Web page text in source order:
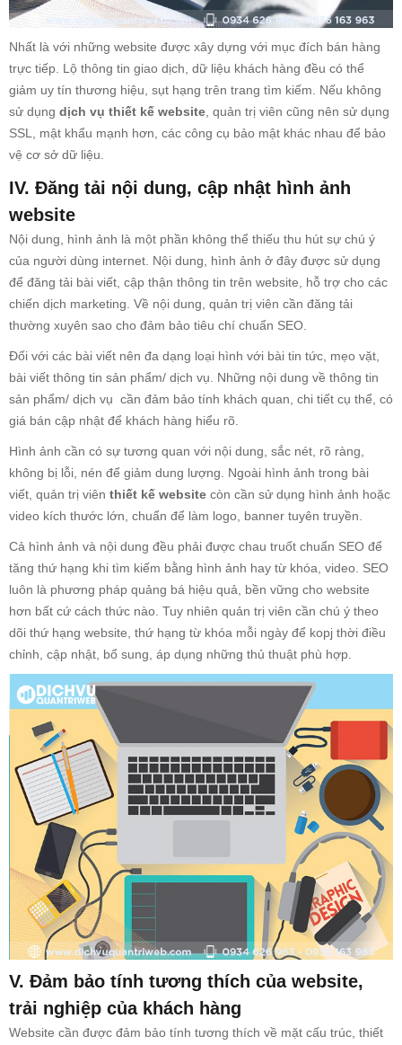
Nhất là với những website được xây dựng với mục đích bán hàng
trực tiếp. Lộ thông tin giao dịch, dữ liệu khách hàng đều có thể
giảm uy tín thương hiệu, sụt hạng trên trang tìm kiếm. Nếu không
sử dụng dịch vụ thiết kế website , quản trị viên cũng nên sử dụng
SSL, mật khẩu mạnh hơn, các công cụ bảo mật khác nhau để bảo
vệ cơ sở dữ liệu.
IV. Đăng tải nội dung, cập nhật hình ảnh
website
Nội dung, hình ảnh là một phần không thể thiếu thu hút sự chú ý
của người dùng internet. Nội dung, hình ảnh ở đây được sử dụng
để đăng tải bài viết, cập thận thông tin trên website, hỗ trợ cho các
chiến dịch marketing. Về nội dung, quản trị viên cần đăng tải
thường xuyên sao cho đảm bảo tiêu chí chuẩn SEO.
Đối với các bài viết nên đa dạng loại hình với bài tin tức, mẹo vặt,
bài viết thông tin sản phẩm/ dịch vụ. Những nội dung về thông tin
sản phẩm/ dịch vụ cần đảm bảo tính khách quan, chi tiết cụ thể, có
giá bán cập nhật để khách hàng hiểu rõ.
Hình ảnh cần có sự tương quan với nội dung, sắc nét, rõ ràng,
không bị lỗi, nén để giảm dung lượng. Ngoài hình ảnh trong bài
viết, quản trị viên thiết kế website còn cần sử dụng hình ảnh hoặc
video kích thước lớn, chuẩn để làm logo, banner tuyên truyền.
Cả hình ảnh và nội dung đều phải được chau truốt chuẩn SEO để
tăng thứ hạng khi tìm kiếm bằng hình ảnh hay từ khóa, video. SEO
luôn là phương pháp quảng bá hiệu quả, bền vững cho website
hơn bất cứ cách thức nào. Tuy nhiên quản trị viên cần chú ý theo
dõi thứ hạng website, thứ hạng từ khóa mỗi ngày để kopj thời điều
chỉnh, cập nhật, bổ sung, áp dụng những thủ thuật phù hợp.
V. Đảm bảo tính tương thích của website,
trải nghiệp của khách hàng
Website cần được đảm bảo tính tương thích về mặt cấu trúc, thiết